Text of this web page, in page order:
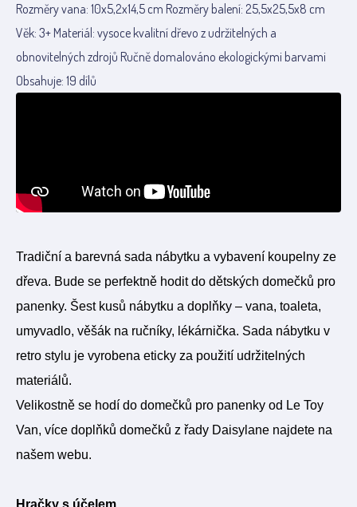
Rozměry vana: 10x5,2x14,5 cm Rozměry balení: 25,5x25,5x8 cm
Věk: 3+ Materiál: vysoce kvalitní dřevo z udržitelných a
obnovitelných zdrojů Ručně domalováno ekologickými barvami
Obsahuje: 19 dílů
Tradiční a barevná sada nábytku a vybavení koupelny ze
dřeva. Bude se perfektně hodit do dětských domečků pro
panenky. Šest kusů nábytku a doplňky – vana, toaleta,
umyvadlo, věšák na ručníky, lékárnička. Sada nábytku v
retro stylu je vyrobena eticky za použití udržitelných
materiálů.
Velikostně se hodí do domečků pro panenky od Le Toy
Van, více doplňků domečků z řady Daisylane najdete na
našem webu.
Hračky s účelem